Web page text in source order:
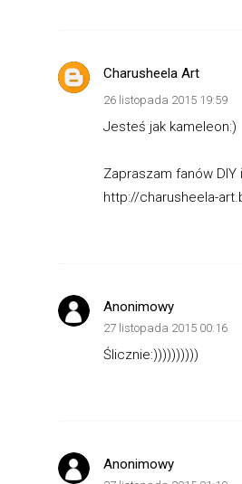
Charusheela Art
26 listopada 2015 19:59
Jesteś jak kameleon:)
Zapraszam fanów DIY
http://charusheela-
Anonimowy
27 listopada 2015 00:16
Ślicznie:))))))))))
Anonimowy